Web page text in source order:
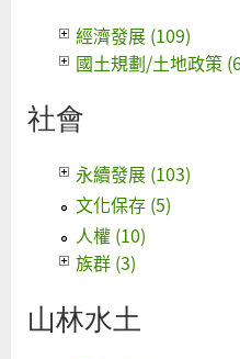
經濟發展 (109)
國土規劃/土地政策
社會
永續發展 (103)
文化保存 (5)
人權 (10)
族群 (3)
山林水土